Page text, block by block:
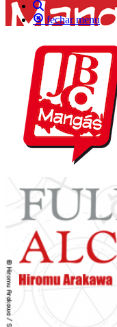
fechar menu